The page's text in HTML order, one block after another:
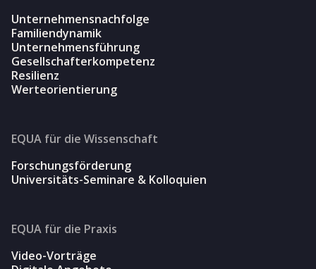
Unternehmensnachfolge
Familiendynamik
Unternehmensführung
Gesellschafterkompetenz
Resilienz
Werteorientierung
EQUA für die Wissenschaft
Forschungsförderung
Universitäts-Seminare & Kolloquien
EQUA für die Praxis
Video-Vorträge